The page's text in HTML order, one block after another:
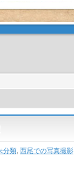
分類 西尾での写真撮影